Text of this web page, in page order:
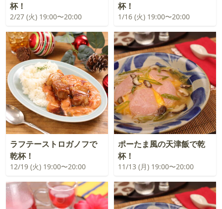
杯！
2/27 (火) 19:00〜20:00
杯！
1/16 (火) 19:00〜20:00
ラフテーストロガノフで
乾杯！
12/19 (火) 19:00〜20:00
ポーたま風の天津飯で乾
杯！
11/13 (月) 19:00〜20:00